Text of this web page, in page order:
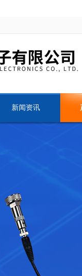
新闻资讯